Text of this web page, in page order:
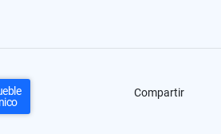
Compartir